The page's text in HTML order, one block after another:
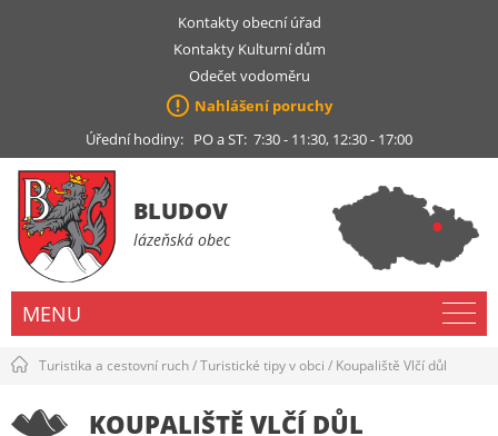
Kontakty obecní úřad
Kontakty Kulturní dům
Odečet vodoměru
Nahlášení poruchy
Úřední hodiny: PO a ST: 7:30 - 11:30, 12:30 - 17:00
BLUDOV
lázeňská obec
MENU
Turistika a cestovní ruch/Turistické tipy v obci / Koupaliště Vlčí důl
KOUPALIŠTĚ VLČÍ DŮL